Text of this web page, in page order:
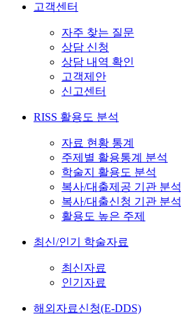
고객센터
자주 찾는 질문
상담 신청
상담 내역 확인
고객제안
신고센터
RISS 활용도 분석
자료 현황 통계
주제별 활용통계 분석
학술지 활용도 분석
복사/대출제공 기관 분석
복사/대출신청 기관 분석
활용도 높은 주제
최신/인기 학술자료
최신자료
인기자료
해외자료신청(E-DDS)